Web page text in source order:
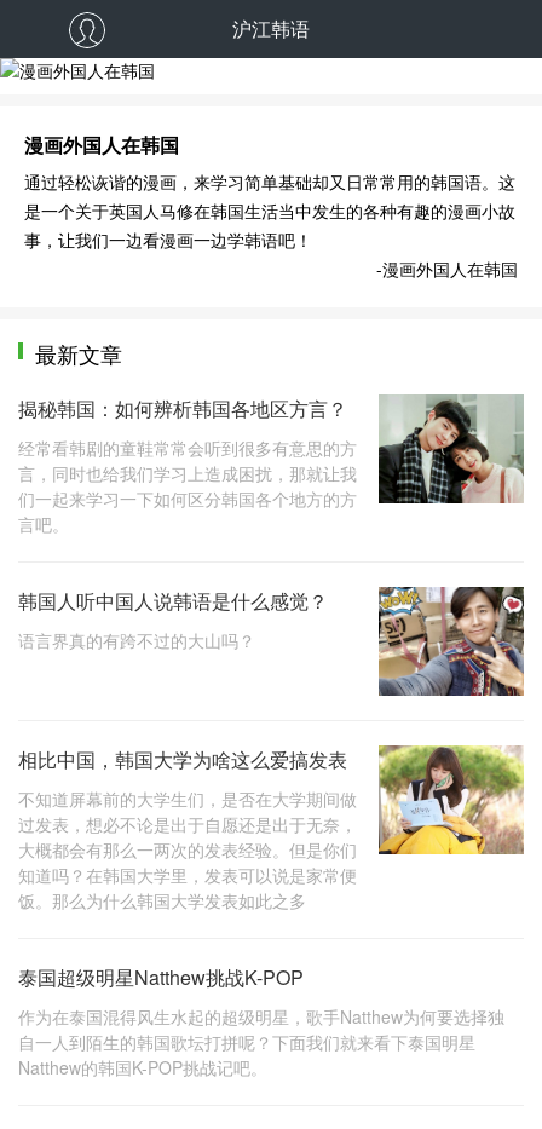
沪江韩语
漫画外国人在韩国
漫画外国人在韩国
通过轻松诙谐的漫画，来学习简单基础却又日常常用的韩国语。这
是一个关于英国人马修在韩国生活当中发生的各种有趣的漫画小故
事，让我们一边看漫画一边学韩语吧！
-漫画外国人在韩国
最新文章
揭秘韩国：如何辨析韩国各地区方言？
经常看韩剧的童鞋常常会听到很多有意思的方
言，同时也给我们学习上造成困扰，那就让我
们一起来学习一下如何区分韩国各个地方的方
言吧。
韩国人听中国人说韩语是什么感觉？
语言界真的有跨不过的大山吗？
相比中国，韩国大学为啥这么爱搞发表
不知道屏幕前的大学生们，是否在大学期间做
过发表，想必不论是出于自愿还是出于无奈，
大概都会有那么一两次的发表经验。但是你们
知道吗？在韩国大学里，发表可以说是家常便
饭。那么为什么韩国大学发表如此之多
泰国超级明星Natthew挑战K-POP
作为在泰国混得风生水起的超级明星，歌手Natthew为何要选择独
自一人到陌生的韩国歌坛打拼呢？下面我们就来看下泰国明星
Natthew的韩国K-POP挑战记吧。